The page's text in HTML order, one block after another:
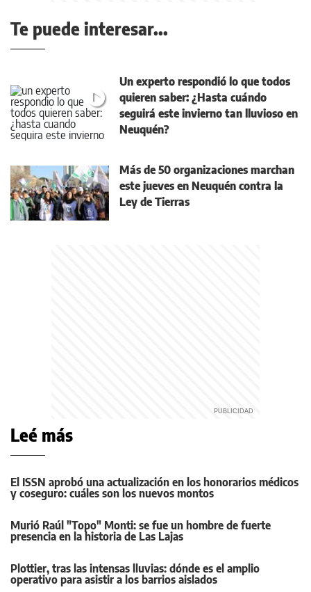
Te puede interesar...
Un experto respondió lo que todos
quieren saber: ¿Hasta cuándo
seguirá este invierno tan lluvioso en
Neuquén?
Más de 50 organizaciones marchan
este jueves en Neuquén contra la
Ley de Tierras
Leé más
El ISSN aprobó una actualización en los honorarios médicos
y coseguro: cuáles son los nuevos montos
Murió Raúl "Topo" Monti: se fue un hombre de fuerte
presencia en la historia de Las Lajas
Plottier, tras las intensas lluvias: dónde es el amplio
operativo para asistir a los barrios aislados